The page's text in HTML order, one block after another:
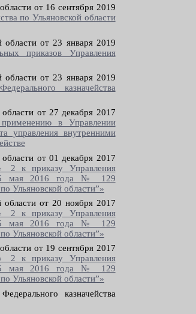
от 16 сентября 2019
по Ульяновской области
области от 23 января 2019
приказов Управления
области от 23 января 2019
казначейства
от 27 декабря 2017
в Управлении
управления внутренними
от 01 декабря 2017
2 к приказу Управления
05 мая 2016 года № 129
Ульяновской области”»
области от 20 ноября 2017
2 к приказу Управления
05 мая 2016 года № 129
Ульяновской области”»
от 19 сентября 2017
2 к приказу Управления
05 мая 2016 года № 129
Ульяновской области”»
казначейства